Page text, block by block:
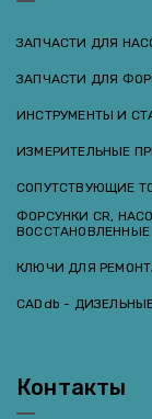
ЗАПЧАСТИ ДЛЯ
ЗАПЧАСТИ ДЛЯ
ИНСТРУМЕНТЫ И
ИЗМЕРИТЕЛЬНЫЕ
СОПУТСТВУЮЩИЕ
ФОРСУНКИ CR,
ВОССТАНОВЛЕННЫЕ
КЛЮЧИ ДЛЯ
CADdb -
Контакты